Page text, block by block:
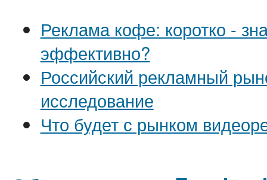
Реклама кофе: коротко -
эффективно?
Российский рекламный
исследование
Что будет с рынком